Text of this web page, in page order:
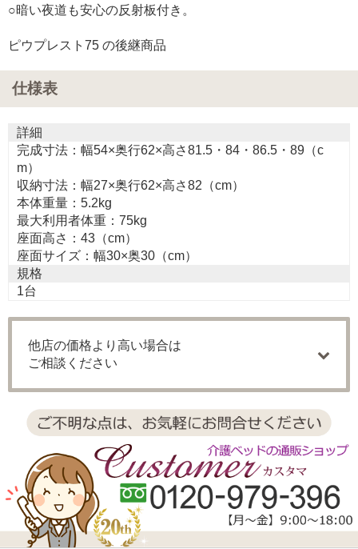
○暗い夜道も安心の反射板付き。
ピウプレスト75 の後継商品
仕様表
詳細
完成寸法：幅54×奥行62×高さ81.5・84・86.5・89（c
m）
収納寸法：幅27×奥行62×高さ82（cm）
本体重量：5.2kg
最大利用者体重：75kg
座面高さ：43（cm）
座面サイズ：幅30×奥30（cm）
規格
1台
他店の価格より高い場合は
ご相談ください